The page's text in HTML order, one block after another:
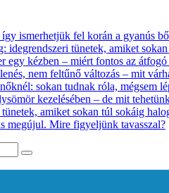
ismerhetjük fel korán a gyanús
idegrendszeri tünetek, amiket
egy kézben – miért fontos az
nem feltűnő változás – mit
sokan tudnak róla, mégsem
kezelésében – de mit
amiket sokan túl sokáig
megújul. Mire figyeljünk tavasszal?